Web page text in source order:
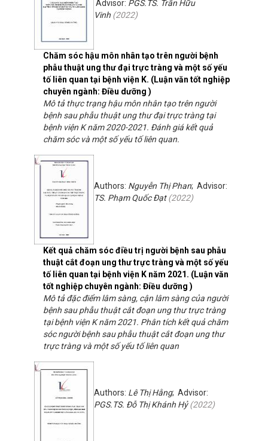
Chăm sóc hậu môn nhân tạo trên người bệnh
phẫu thuật ung thư đại trực tràng và một số yếu
tố liên quan tại bệnh viện K. (Luận văn tốt nghiệp
chuyên ngành: Điều dưỡng )
Advisor: PGS.TS. Trần Hữu
Vinh (2022)
Mô tả thực trạng hậu môn nhân tạo trên người
bệnh sau phẫu thuật ung thư đại trực tràng tại
bệnh viện K năm 2020-2021. Đánh giá kết quả
chăm sóc và một số yếu tố liên quan.
Kết quả chăm sóc điều trị người bệnh sau phẫu
thuật cắt đoạn ung thư trực tràng và một số yếu
tố liên quan tại bệnh viện K năm 2021. (Luận văn
tốt nghiệp chuyên ngành: Điều dưỡng )
Authors: Nguyễn Thị Phan; Advisor:
TS. Phạm Quốc Đạt(2022)
Mô tả đặc điểm lâm sàng, cận lâm sàng của người
bệnh sau phẫu thuật cắt đoạn ung thư trực tràng
tại bệnh viện K năm 2021. Phân tích kết quả chăm
sóc người bệnh sau phẫu thuật cắt đoạn ung thư
trực tràng và một số yếu tố liên quan
Authors: Lê Thị Hằng; Advisor:
PGS.TS. Đỗ Thị Khánh Hỷ(2022)